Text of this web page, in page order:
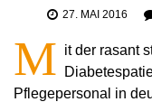
27. MAI 2016
M it der rasant
Pflegepersonal in